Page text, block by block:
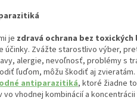
je zdravá ochrana bez toxických
účinky. Zvážte starostlivo výber,
alergie, nevoľnosť, problémy s
ľuďom, môžu škodiť aj
antiparazitiká, ktoré žiadne
vhodnej kombinácií a